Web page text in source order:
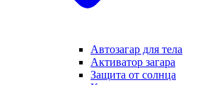
Автозагар для тела
Активатор загара
Защита от солнца